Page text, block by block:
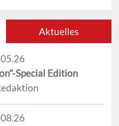
Aktuelles
Special Edition